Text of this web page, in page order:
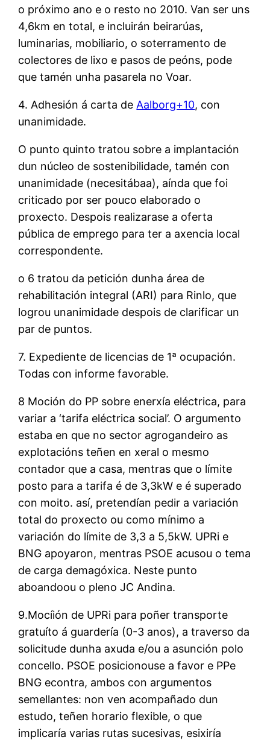
o próximo ano e o resto no 2010. Van ser uns
4,6km en total, e incluirán beirarúas,
luminarias, mobiliario, o soterramento de
colectores de lixo e pasos de peóns, pode
que tamén unha pasarela no Voar.
4. Adhesión á carta de Aalborg+10, con
unanimidade.
O punto quinto tratou sobre a implantación
dun núcleo de sostenibilidade, tamén con
unanimidade (necesitábaa), aínda que foi
criticado por ser pouco elaborado o
proxecto. Despois realizarase a oferta
pública de emprego para ter a axencia local
correspondente.
o 6 tratou da petición dunha área de
rehabilitación integral (ARI) para Rinlo, que
logrou unanimidade despois de clarificar un
par de puntos.
7. Expediente de licencias de 1ª ocupación.
Todas con informe favorable.
8 Moción do PP sobre enerxía eléctrica, para
variar a ‘tarifa eléctrica social’. O argumento
estaba en que no sector agrogandeiro as
explotacións teñen en xeral o mesmo
contador que a casa, mentras que o límite
posto para a tarifa é de 3,3kW e é superado
con moito. así, pretendían pedir a variación
total do proxecto ou como mínimo a
variación do límite de 3,3 a 5,5kW. UPRi e
BNG apoyaron, mentras PSOE acusou o tema
de carga demagóxica. Neste punto
aboandoou o pleno JC Andina.
9.Mocíión de UPRi para poñer transporte
gratuíto á guardería (0-3 anos), a traverso da
solicitude dunha axuda e/ou a asunción polo
concello. PSOE posicionouse a favor e PPe
BNG econtra, ambos con argumentos
semellantes: non ven acompañado dun
estudo, teñen horario flexible, o que
implicaría varias rutas sucesivas, esixiría